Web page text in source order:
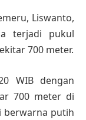
Liswanto,
terjadi pukul
700 meter.
WIB dengan
700 meter di
berwarna putih